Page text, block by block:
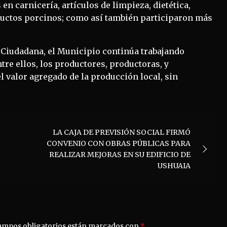
carnicería, artículos de limpieza, dietética,
porcinos; como así también participaron más
el Municipio continúa trabajando
ellos, los productores, productoras, y
valor agregado de la producción local, sin
LA CAJA DE PREVISIÓN SOCIAL FIRMÓ
CONVENIO CON OBRAS PÚBLICAS PARA
REALIZAR MEJORAS EN SU EDIFICIO DE
USHUAIA